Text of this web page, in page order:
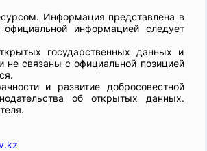
Информация представлена в
информацией следует
государственных данных и
связаны с официальной позицией
и развитие добросовестной
об открытых данных.